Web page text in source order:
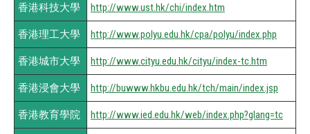
香港科技大學 http://www.ust.hk/chi/index.htm
香港理工大學 http://www.polyu.edu.hk/cpa/polyu/index.php
香港城市大學 http://www.cityu.edu.hk/cityu/index-tc.htm
香港浸會大學 http://buwww.hkbu.edu.hk/tch/main/index.jsp
香港教育學院 http://www.ied.edu.hk/web/index.php?glang=tc